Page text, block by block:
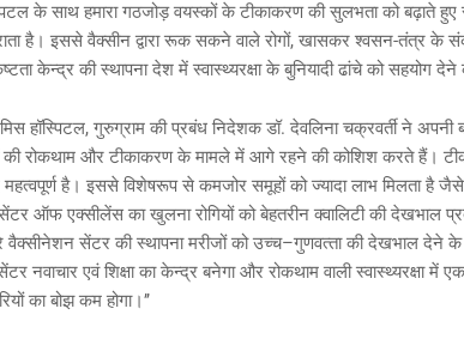
के साथ हमारा गठजोड़ वयस्‍कों के टीकाकरण की सुलभता को बढ़ाते हुए
है। इससे वैक्‍सीन द्वारा रूक सकने वाले रोगों, खासकर श्‍वसन-तंत्र के
केन्‍द्र की स्‍थापना देश में स्‍वास्‍थ्‍यरक्षा के बुनियादी ढांचे को सहयोग
हॉस्पिटल, गुरुग्राम की प्रबंध निदेशक डॉ. देवलिना चक्रवर्ती ने अपनी
की रोकथाम और टीकाकरण के मामले में आगे रहने की कोशिश करते हैं।
है। इससे विशेषरूप से कमजोर समूहों को ज्यादा लाभ मिलता है जैसे
ऑफ एक्सीलेंस का खुलना रोगियों को बेहतरीन क्वालिटी की देखभाल
वैक्‍सीनेशन सेंटर की स्‍थापना मरीजों को उच्‍च–गुणवत्‍ता की देखभाल देने के
नवाचार एवं शिक्षा का केन्‍द्र बनेगा और रोकथाम वाली स्‍वास्‍थ्‍यरक्षा में
का बोझ कम होगा।’’